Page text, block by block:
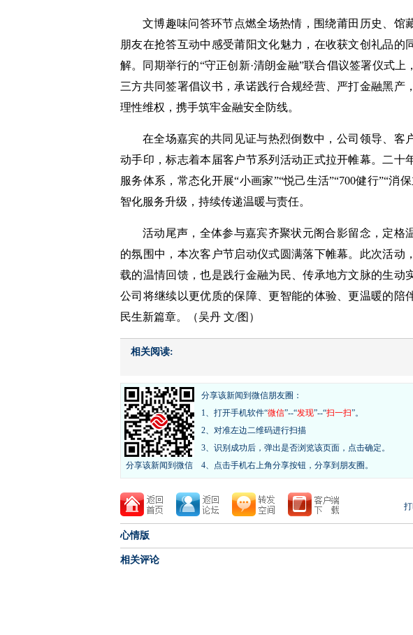
文博趣味问答环节点燃全场热情，围绕莆田历史、馆
朋友在抢答互动中感受莆阳文化魅力，在收获文创礼品的
解。同期举行的“守正创新·清朗金融”联合倡议签署仪式上
三方共同签署倡议书，承诺践行合规经营、严打金融黑产
理性维权，携手筑牢金融安全防线。
在全场嘉宾的共同见证与热烈倒数中，公司领导、客
动手印，标志着本届客户节系列活动正式拉开帷幕。二十
服务体系，常态化开展“小画家”“悦己生活”“700健行”“消
智化服务升级，持续传递温暖与责任。
活动尾声，全体参与嘉宾齐聚状元阁合影留念，定格
的氛围中，本次客户节启动仪式圆满落下帷幕。此次活动
载的温情回馈，也是践行金融为民、传承地方文脉的生动
公司将继续以更优质的保障、更智能的体验、更温暖的陪
民生新篇章。（吴丹 文/图）
相关阅读:
分享该新闻到微信
分享该新闻到微信朋友圈：
1、打开手机软件“微信”--“发现”--“扫一扫”。
2、对准左边二维码进行扫描
3、识别成功后，弹出是否浏览该页面，点击确定。
4、点击手机右上角分享按钮，分享到朋友圈。
心情版
相关评论